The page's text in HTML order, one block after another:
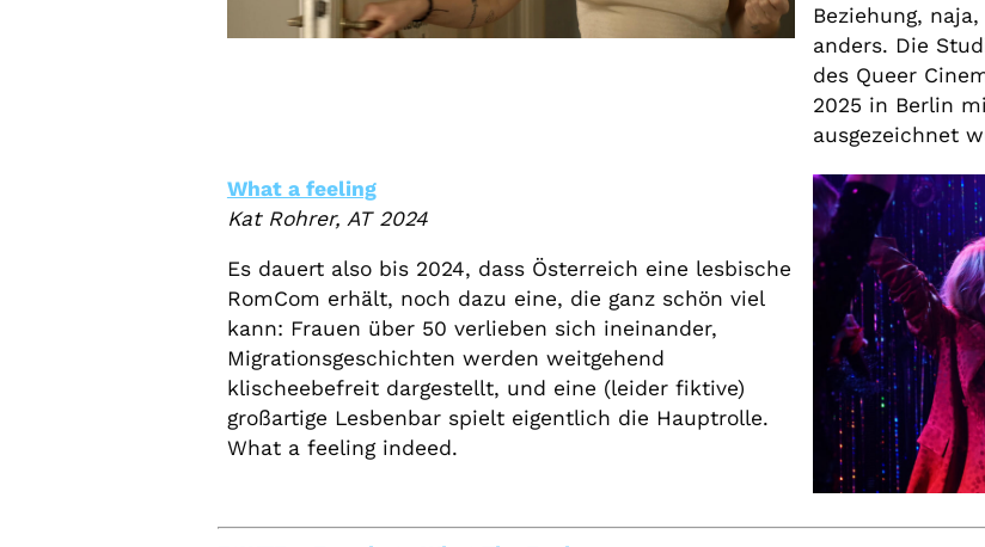
Beziehung,
anders. Die
des Queer
2025 in Berlin
ausgezeichnet
What a feeling
Kat Rohrer, AT 2024
Es dauert also bis 2024, dass Österreich eine lesbische
RomCom erhält, noch dazu eine, die ganz schön viel
kann: Frauen über 50 verlieben sich ineinander,
Migrationsgeschichten werden weitgehend
klischeebefreit dargestellt, und eine (leider fiktive)
großartige Lesbenbar spielt eigentlich die Hauptrolle.
What a feeling indeed.